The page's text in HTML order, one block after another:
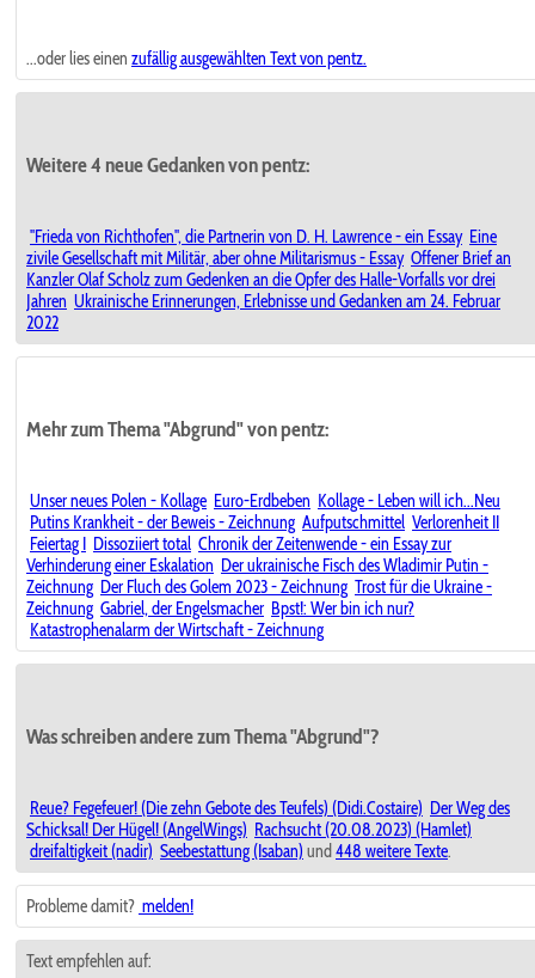
...oder lies einen zufällig ausgewählten Text von pentz.
Weitere 4 neue Gedanken von pentz:
"Frieda von Richthofen", die Partnerin von D. H. Lawrence - ein Essay Eine
zivile Gesellschaft mit Militär, aber ohne Militarismus - Essay Offener Brief an
Kanzler Olaf Scholz zum Gedenken an die Opfer des Halle-Vorfalls vor drei
Jahren Ukrainische Erinnerungen, Erlebnisse und Gedanken am 24. Februar
2022
Mehr zum Thema "Abgrund" von pentz:
Unser neues Polen - Kollage Euro-Erdbeben Kollage - Leben will ich...Neu
Putins Krankheit - der Beweis - Zeichnung Aufputschmittel Verlorenheit II
Feiertag I Dissoziiert total Chronik der Zeitenwende - ein Essay zur
Verhinderung einer Eskalation Der ukrainische Fisch des Wladimir Putin -
Zeichnung Der Fluch des Golem 2023 - Zeichnung Trost für die Ukraine -
Zeichnung Gabriel, der Engelsmacher Bpst!: Wer bin ich nur?
Katastrophenalarm der Wirtschaft - Zeichnung
Was schreiben andere zum Thema "Abgrund"?
Reue? Fegefeuer! (Die zehn Gebote des Teufels) (Didi.Costaire) Der Weg des
Schicksal! Der Hügel! (AngelWings) Rachsucht (20.08.2023) (Hamlet)
dreifaltigkeit (nadir) Seebestattung (Isaban) und 448 weitere Texte.
Probleme damit? melden!
Text empfehlen auf: